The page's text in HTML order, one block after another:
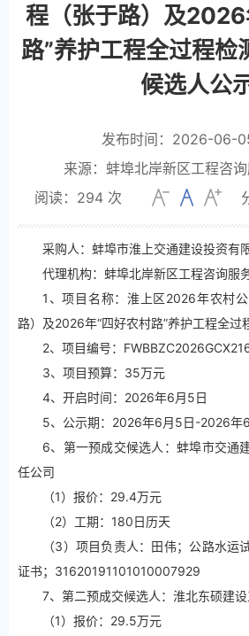
程（张于路）及2026
路”养护工程全过程检
候选人公
发布时间：2026-06-
来源：蚌埠北岸新区工程咨
阅读： 294 次
采购人：蚌埠市淮上交通建设投资有
代理机构：蚌埠北岸新区工程咨询服
1、项目名称：淮上区2026年农村
路）及2026年“四好农村路”养护工程全过
2、项目编号：
3、项目预算：35万元
4、开启时间：2026年6月5日
5、公示期：2026年6月5日-2026年
6、第一预成交候选人：蚌埠市交通
任公司
（1）报价：29.4万元
（2）工期：180日历天
（3）项目负责人：田伟；公路水运
证书；31620191101010007929
7、第二预成交候选人：淮北东硕建
（1）报价：29.5万元